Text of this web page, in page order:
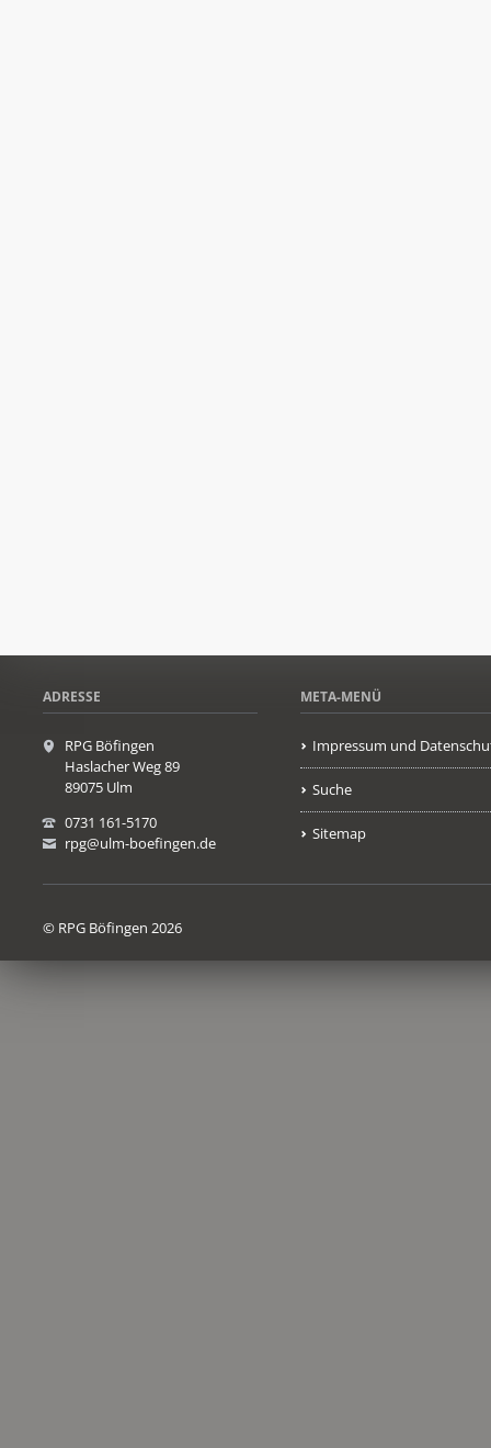
ADRESSE
RPG Böfingen
Haslacher Weg 89
89075 Ulm
0731 161-5170
rpg@ulm-boefingen.de
META-MENÜ
Impressum und
Suche
Sitemap
© RPG Böfingen 2026